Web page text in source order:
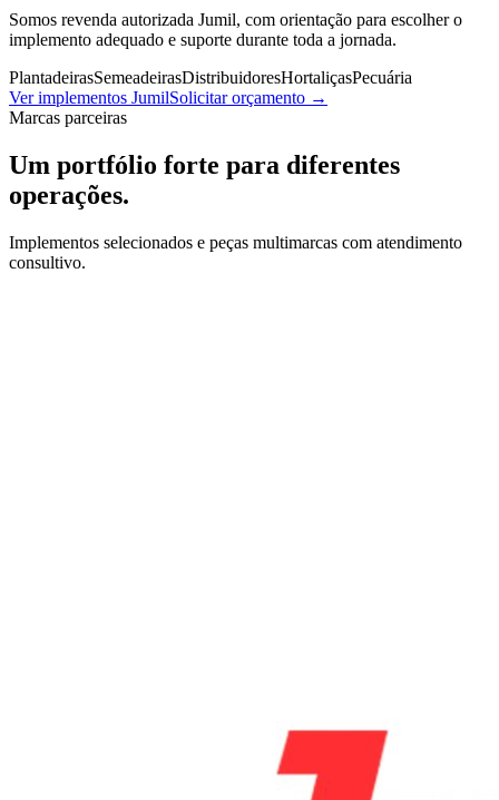
Somos revenda autorizada Jumil, com orientação para escolher o
implemento adequado e suporte durante toda a jornada.
PlantadeirasSemeadeirasDistribuidoresHortaliçasPecuária
Ver implementos JumilSolicitar orçamento →
Marcas parceiras
Um portfólio forte para diferentes
operações.
Implementos selecionados e peças multimarcas com atendimento
consultivo.